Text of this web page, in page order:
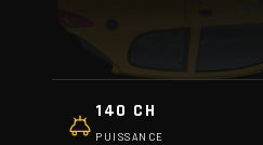
140 CH
PUISSANCE